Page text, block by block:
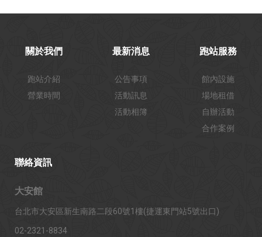
關於我們
跑站介紹
營業時間
最新消息
公告事項
活動訊息
活動相簿
跑站服務
館內設施
場地租借
自辦活動
合作案例
聯絡資訊
大安館
台北市大安區新生南路二段60號1樓(捷運東門站5號出口)
02-2321-8834